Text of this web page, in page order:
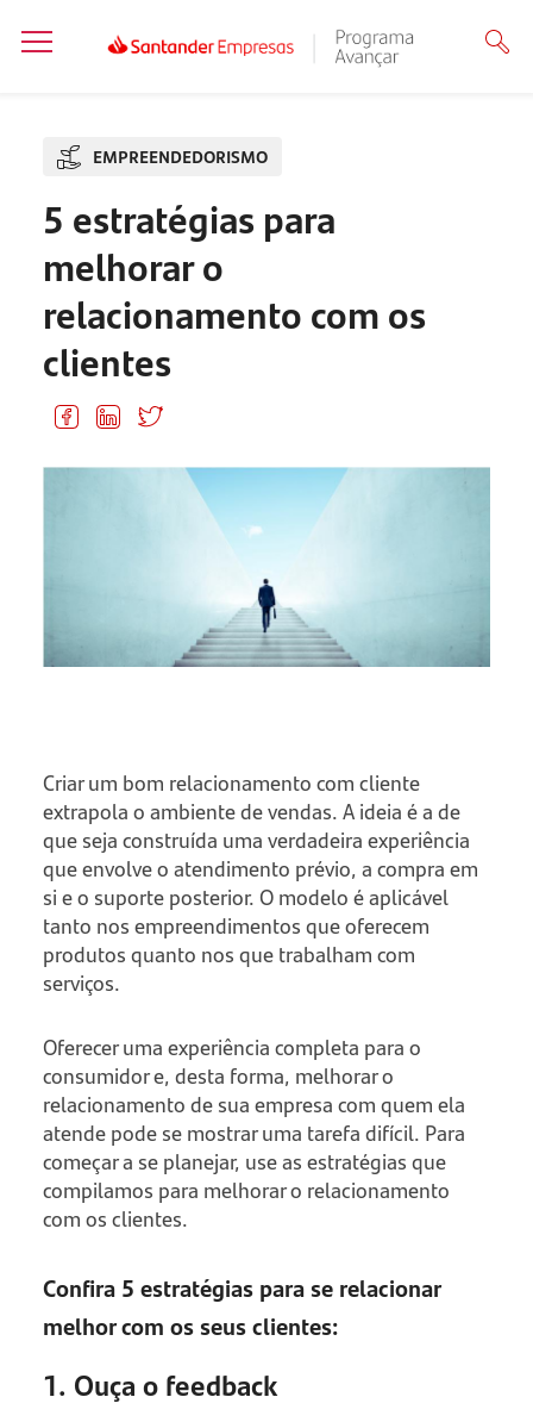
EMPREENDEDORISMO
5 estratégias para
melhorar o
relacionamento com os
clientes
Criar um bom relacionamento com cliente
extrapola o ambiente de vendas. A ideia é a de
que seja construída uma verdadeira experiência
que envolve o atendimento prévio, a compra em
si e o suporte posterior. O modelo é aplicável
tanto nos empreendimentos que oferecem
produtos quanto nos que trabalham com
serviços.
Oferecer uma experiência completa para o
consumidor e, desta forma, melhorar o
relacionamento de sua empresa com quem ela
atende pode se mostrar uma tarefa difícil. Para
começar a se planejar, use as estratégias que
compilamos para melhorar o relacionamento
com os clientes.
Confira 5 estratégias para se relacionar
melhor com os seus clientes:
1. Ouça o feedback